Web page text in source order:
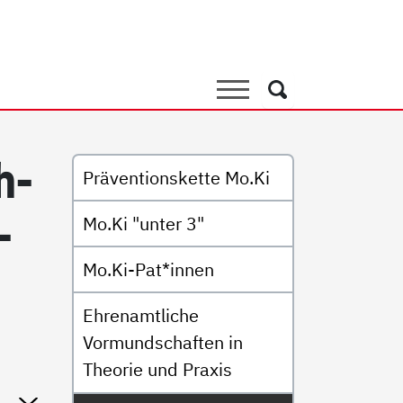
Suche
Suche
Untermenü
Präventionskette Mo.Ki
Mo.Ki "unter 3"
Mo.Ki-Pat*innen
Ehrenamtliche
Vormundschaften in
Theorie und Praxis